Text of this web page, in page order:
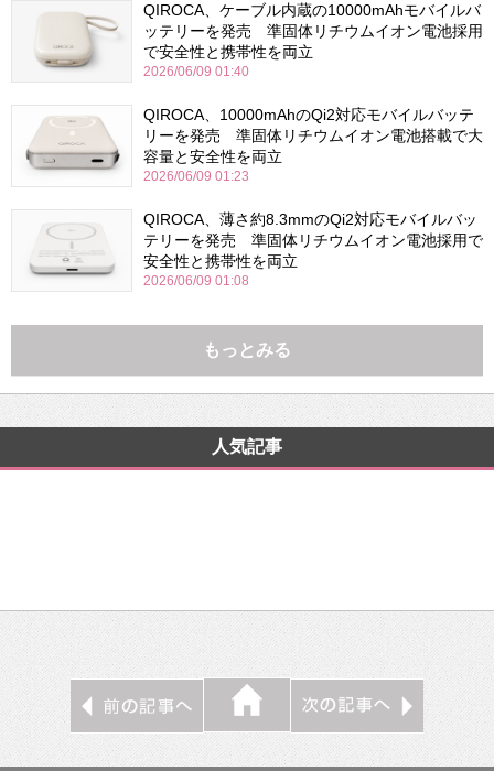
QIROCA、ケーブル内蔵の10000mAhモバイルバ
ッテリーを発売 準固体リチウムイオン電池採用
で安全性と携帯性を両立
2026/06/09 01:40
QIROCA、10000mAhのQi2対応モバイルバッテ
リーを発売 準固体リチウムイオン電池搭載で大
容量と安全性を両立
2026/06/09 01:23
QIROCA、薄さ約8.3mmのQi2対応モバイルバッ
テリーを発売 準固体リチウムイオン電池採用で
安全性と携帯性を両立
2026/06/09 01:08
もっとみる
人気記事